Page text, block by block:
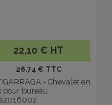
22,10 € HT
26.74 € TTC
- Chevalet en
pour bureau